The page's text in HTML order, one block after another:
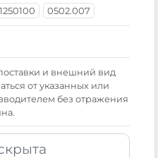
0502.007
и внешний вид
от указанных или
без отражения